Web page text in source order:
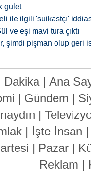
gulet
ile ilgili 'suikastçı'
ve eşi mavi tura çıktı
şimdi pişman olup geri
Dakika| Ana
| Gündem |
|
| İşte İnsan
| Pazar |
Reklam |